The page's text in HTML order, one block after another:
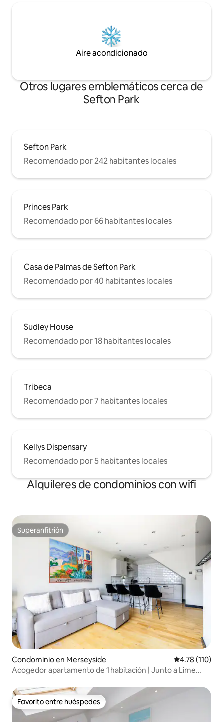
Aire acondicionado
Otros lugares emblemáticos cerca de
Sefton Park
Sefton Park
Recomendado por 242 habitantes locales
Princes Park
Recomendado por 66 habitantes locales
Casa de Palmas de Sefton Park
Recomendado por 40 habitantes locales
Sudley House
Recomendado por 18 habitantes locales
Tribeca
Recomendado por 7 habitantes locales
Kellys Dispensary
Recomendado por 5 habitantes locales
Alquileres de condominios con wifi
Superanfitrión
Superanfitrión
Condominio en Merseyside Calificación
4.78 (110)
Acogedor apartamento de 1 habitación | Junto a Lime
Favorito entre huéspedes
Favorito entre huéspedes